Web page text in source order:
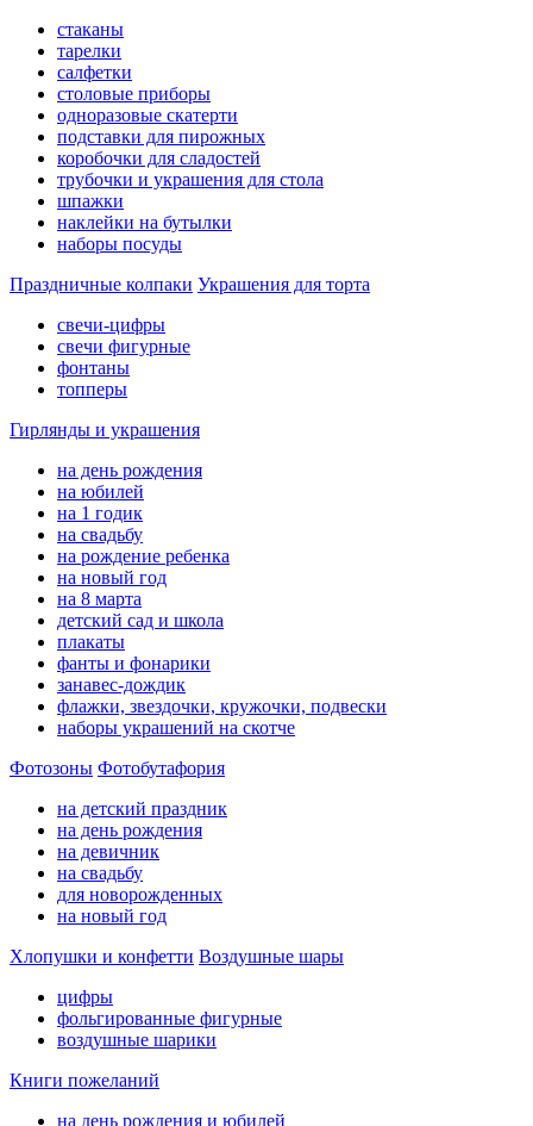
стаканы
тарелки
салфетки
столовые приборы
одноразовые скатерти
подставки для пирожных
коробочки для сладостей
трубочки и украшения для стола
шпажки
наклейки на бутылки
наборы посуды
Праздничные колпаки Украшения для торта
свечи-цифры
свечи фигурные
фонтаны
топперы
Гирлянды и украшения
на день рождения
на юбилей
на 1 годик
на свадьбу
на рождение ребенка
на новый год
на 8 марта
детский сад и школа
плакаты
фанты и фонарики
занавес-дождик
флажки, звездочки, кружочки, подвески
наборы украшений на скотче
Фотозоны Фотобутафория
на детский праздник
на день рождения
на девичник
на свадьбу
для новорожденных
на новый год
Хлопушки и конфетти Воздушные шары
цифры
фольгированные фигурные
воздушные шарики
Книги пожеланий
на день рождения и юбилей